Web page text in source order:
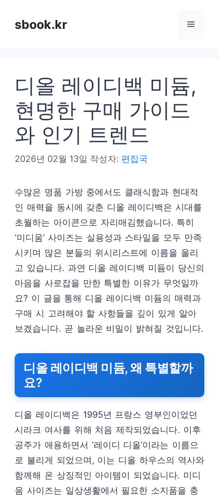
sbook.kr 메
디올 레이디백 미듐,
현명한 구매 가이드
와 인기 트렌드
2026년 02월 13일 작성자: 편집국
수많은 명품 가방 중에서도 클래식함과 현대적
인 매력을 동시에 갖춘 디올 레이디백은 시대를
초월하는 아이콘으로 자리매김했습니다. 특히
‘미디움’ 사이즈는 실용성과 스타일을 모두 만족
시키며 많은 분들의 위시리스트에 이름을 올리
고 있습니다. 과연 디올 레이디백 미듐이 당신의
마음을 사로잡을 만한 특별한 이유가 무엇일까
요? 이 글을 통해 디올 레이디백 미듐의 매력과
구매 시 고려해야 할 사항들을 깊이 있게 알아
보겠습니다. 곧 놀라운 비밀이 밝혀질 것입니다.
디올 레이디백 미듐, 왜 특별할까
요?
디올 레이디백은 1995년 프랑스 영부인이었던
시라크 여사를 위해 처음 제작되었습니다. 이후
공주가 애용하면서 ‘레이디 디올’이라는 이름으
로 불리게 되었으며, 이는 디올 하우스의 역사와
함께해 온 상징적인 아이템이 되었습니다. 미디
움 사이즈는 일상생활에서 필요한 소지품을 충